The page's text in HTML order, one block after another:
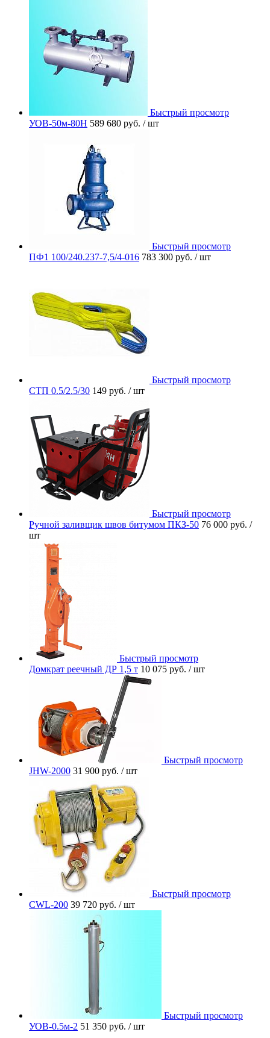
Быстрый просмотр
УОВ-50м-80Н 589 680 руб. / шт
Быстрый просмотр
ПФ1 100/240.237-7,5/4-016 783 300 руб. / шт
Быстрый просмотр
СТП 0.5/2.5/30 149 руб. / шт
Быстрый просмотр
Ручной заливщик швов битумом ПКЗ-50 76 000 руб. /
шт
Быстрый просмотр
Домкрат реечный ДР 1,5 т 10 075 руб. / шт
Быстрый просмотр
JHW-2000 31 900 руб. / шт
Быстрый просмотр
CWL-200 39 720 руб. / шт
Быстрый просмотр
УОВ-0.5м-2 51 350 руб. / шт